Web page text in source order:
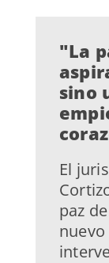
"La
sino
El
paz